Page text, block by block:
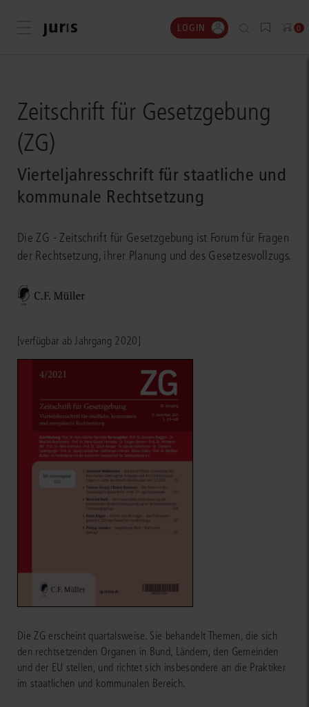
Menü öffnen LOGIN 0
Zeitschrift für Gesetzgebung
(ZG)
Vierteljahresschrift für staatliche und
kommunale Rechtsetzung
Die ZG - Zeitschrift für Gesetzgebung ist Forum für Fragen
der Rechtsetzung, ihrer Planung und des Gesetzesvollzugs.
[verfügbar ab Jahrgang 2020]
Die ZG erscheint quartalsweise. Sie behandelt Themen, die sich
den rechtsetzenden Organen in Bund, Ländern, den Gemeinden
und der EU stellen, und richtet sich insbesondere an die Praktiker
im staatlichen und kommunalen Bereich.